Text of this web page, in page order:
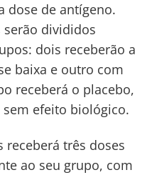
dose de antígeno.
serão divididos
dois receberão a
baixa e outro com
receberá o placebo,
efeito biológico.
receberá três doses
ao seu grupo, com